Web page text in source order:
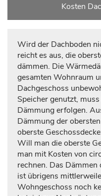
Kosten
Wird der Dachboden
reicht es aus, die
dämmen. Die
gesamten Wohnraum
Dachgeschoss
Speicher genutzt,
Dämmung erfolgen.
Dämmung der
oberste
Will man die oberste
man mit Kosten von
rechnen. Das
ist übrigens
Wohngeschoss noch